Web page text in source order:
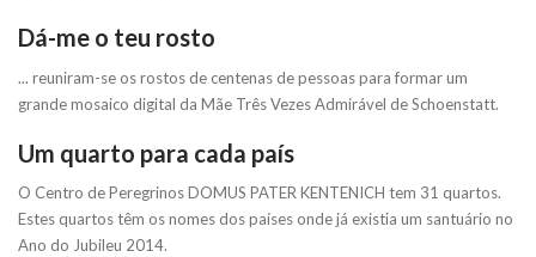
Dá-me o teu rosto
... reuniram-se os rostos de centenas de pessoas para formar um
grande mosaico digital da Mãe Três Vezes Admirável de Schoenstatt.
Um quarto para cada país
O Centro de Peregrinos DOMUS PATER KENTENICH tem 31 quartos.
Estes quartos têm os nomes dos países onde já existia um santuário no
Ano do Jubileu 2014.